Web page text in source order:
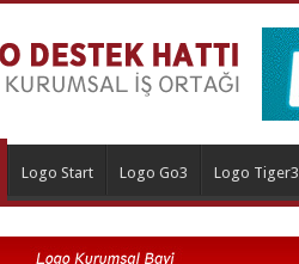
Logo Start Logo Go3 Logo Tiger3